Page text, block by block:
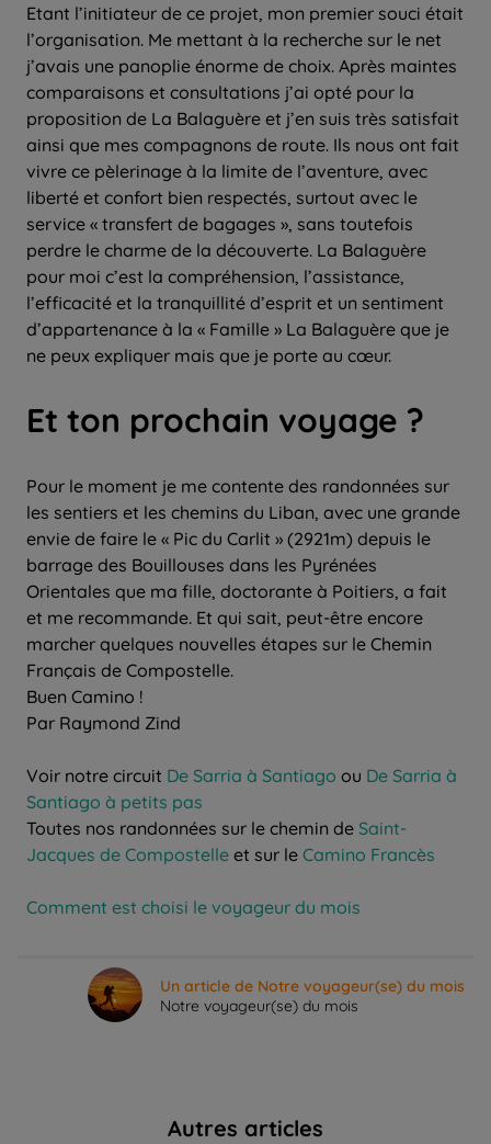
Etant l’initiateur de ce projet, mon premier souci était
l’organisation. Me mettant à la recherche sur le net
j’avais une panoplie énorme de choix. Après maintes
comparaisons et consultations j’ai opté pour la
proposition de La Balaguère et j’en suis très satisfait
ainsi que mes compagnons de route. Ils nous ont fait
vivre ce pèlerinage à la limite de l’aventure, avec
liberté et confort bien respectés, surtout avec le
service « transfert de bagages », sans toutefois
perdre le charme de la découverte. La Balaguère
pour moi c’est la compréhension, l’assistance,
l’efficacité et la tranquillité d’esprit et un sentiment
d’appartenance à la « Famille » La Balaguère que je
ne peux expliquer mais que je porte au cœur.
Et ton prochain voyage ?
Pour le moment je me contente des randonnées sur
les sentiers et les chemins du Liban, avec une grande
envie de faire le « Pic du Carlit » (2921m) depuis le
barrage des Bouillouses dans les Pyrénées
Orientales que ma fille, doctorante à Poitiers, a fait
et me recommande. Et qui sait, peut-être encore
marcher quelques nouvelles étapes sur le Chemin
Français de Compostelle.
Buen Camino !
Par Raymond Zind
Voir notre circuit De Sarria à Santiago ou De Sarria à
Santiago à petits pas
Toutes nos randonnées sur le chemin de Saint-
Jacques de Compostelle et sur le Camino Francès
Comment est choisi le voyageur du mois
Un article de Notre voyageur(se) du mois
Notre voyageur(se) du mois
Autres articles